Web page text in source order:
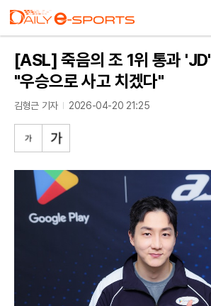
[ASL] 죽음의 조 1위 통과
"우승으로 사고 치겠다"
김형근 기자 2026-04-20 21:25